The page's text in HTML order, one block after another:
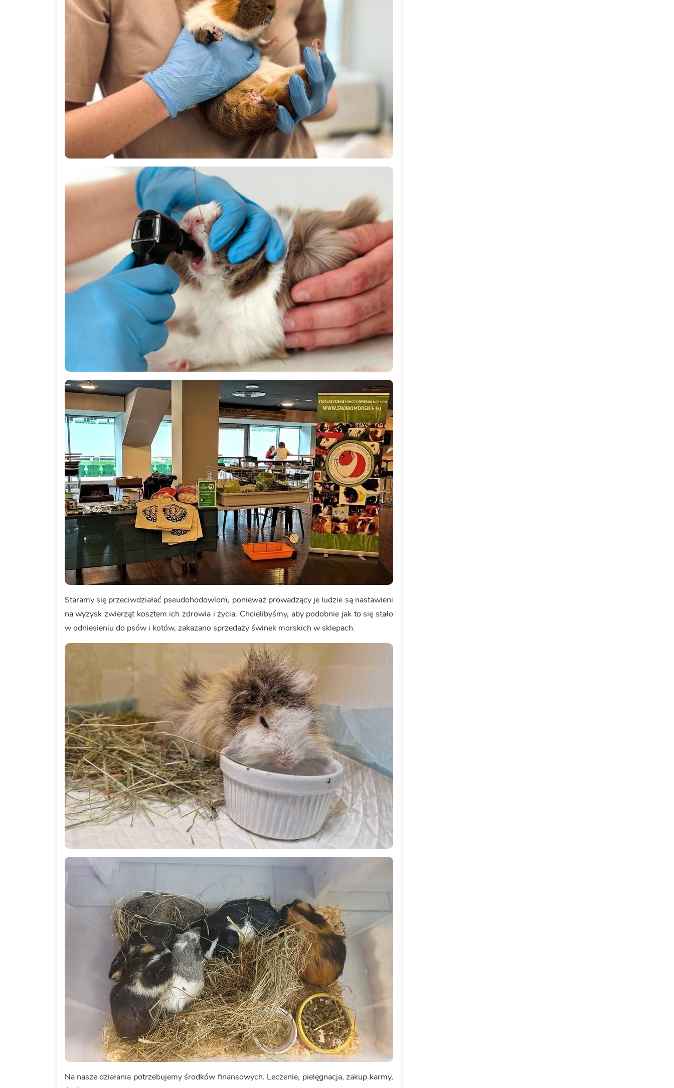
Staramy się przeciwdziałać pseudohodowlom, ponieważ prowadzący je ludzie są nastawieni
na wyzysk zwierząt kosztem ich zdrowia i życia. Chcielibyśmy, aby podobnie jak to się stało
w odniesieniu do psów i kotów, zakazano sprzedaży świnek morskich w sklepach.
Na nasze działania potrzebujemy środków finansowych. Leczenie, pielęgnacja, zakup karmy,